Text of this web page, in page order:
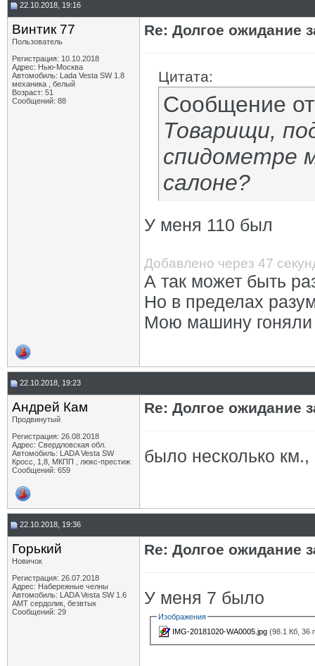
22.10.2018, 19:16
Винтик 77
Пользователь
Регистрация: 10.10.2018
Адрес: Нью-Москва
Автомобиль: Lada Vesta SW 1.8
механика , белый
Возраст: 51
Сообщений: 88
Re: Долгое ожидание
Цитата:
Сообщение
Товарищи,
спидометре
салоне?
У меня 110 был
Добавлено через 47
А так может быть
Но в пределах
Мою машину гоняли
22.10.2018, 19:23
Андрей Кам
Продвинутый
Регистрация: 26.08.2018
Адрес: Свердловская обл.
Автомобиль: LADA Vesta SW
Кросс, 1,8, МКПП , люкс-престиж
Сообщений: 659
Re: Долгое ожидание
было несколько
22.10.2018, 19:36
Горький
Новичок
Регистрация: 26.07.2018
Адрес: Набережные челны
Автомобиль: LADA Vesta SW 1.6
АМТ сердолик, безвтык
Сообщений: 29
Re: Долгое ожидание
У меня 7 было
Изображения
IMG-20181020-WA0005.jpg (98.1 Кб, 36